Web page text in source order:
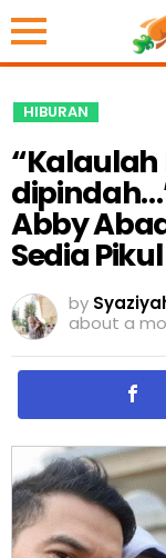
HIBURAN
Abby
Sedia
by
about a